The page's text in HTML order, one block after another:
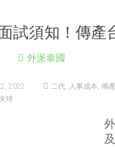
試須知！傳產
外派泰國
2022 二代, 人事成本, 傳產
球